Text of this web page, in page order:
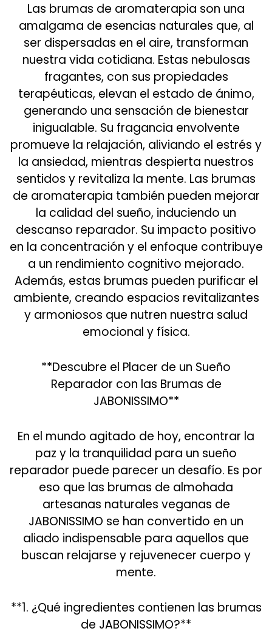
Las brumas de aromaterapia son una
amalgama de esencias naturales que, al
ser dispersadas en el aire, transforman
nuestra vida cotidiana. Estas nebulosas
fragantes, con sus propiedades
terapéuticas, elevan el estado de ánimo,
generando una sensación de bienestar
inigualable. Su fragancia envolvente
promueve la relajación, aliviando el estrés y
la ansiedad, mientras despierta nuestros
sentidos y revitaliza la mente. Las brumas
de aromaterapia también pueden mejorar
la calidad del sueño, induciendo un
descanso reparador. Su impacto positivo
en la concentración y el enfoque contribuye
a un rendimiento cognitivo mejorado.
Además, estas brumas pueden purificar el
ambiente, creando espacios revitalizantes
y armoniosos que nutren nuestra salud
emocional y física.
**Descubre el Placer de un Sueño
Reparador con las Brumas de
JABONISSIMO**
En el mundo agitado de hoy, encontrar la
paz y la tranquilidad para un sueño
reparador puede parecer un desafío. Es por
eso que las brumas de almohada
artesanas naturales veganas de
JABONISSIMO se han convertido en un
aliado indispensable para aquellos que
buscan relajarse y rejuvenecer cuerpo y
mente.
**1. ¿Qué ingredientes contienen las brumas
de JABONISSIMO?**